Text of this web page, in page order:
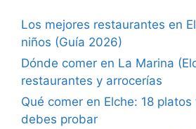
Los mejores restaurantes en
niños (Guía 2026)
Dónde comer en La Marina
restaurantes y arrocerías
Qué comer en Elche: 18
debes probar